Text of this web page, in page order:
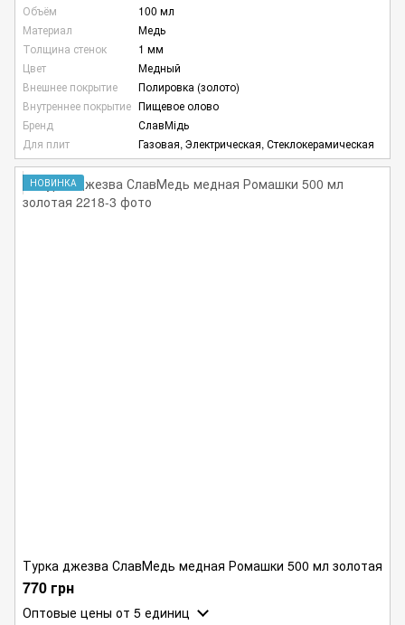
Объём
100 мл
Материал
Медь
Толщина стенок
1 мм
Цвет
Медный
Внешнее покрытие
Полировка (золото)
Внутреннее покрытие Пищевое олово
Бренд
СлавМідь
Для плит
Газовая, Электрическая, Стеклокерамическая
НОВИНКА
Турка джезва СлавМедь медная Ромашки 500 мл золотая
770 грн
Оптовые цены от 5 единиц